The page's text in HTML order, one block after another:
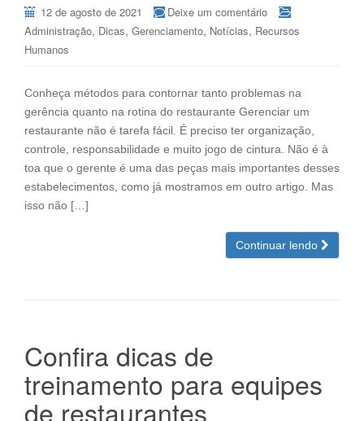
12 de agosto de 2021
Deixe um comentário
Administração, Dicas, Gerenciamento, Notícias, Recursos
Humanos
Conheça métodos para contornar tanto problemas na
gerência quanto na rotina do restaurante Gerenciar um
restaurante não é tarefa fácil. É preciso ter organização,
controle, responsabilidade e muito jogo de cintura. Não é à
toa que o gerente é uma das peças mais importantes desses
estabelecimentos, como já mostramos em outro artigo. Mas
isso não […]
Continuar lendo
Confira dicas de
treinamento para equipes
de restaurantes